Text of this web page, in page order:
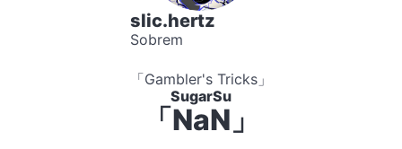
slic.hertz
Sobrem
「Gambler's Tricks」
SugarSu
「NaN」